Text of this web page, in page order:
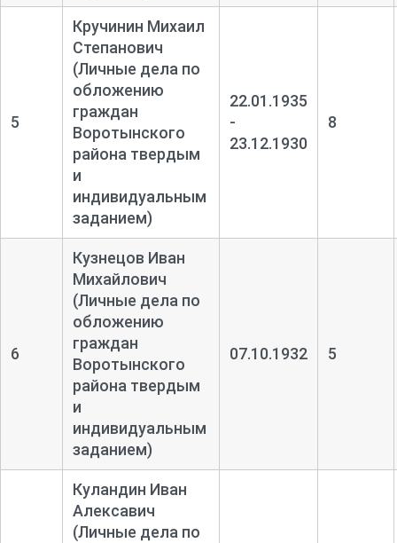
5
Кручинин Михаил
Степанович
(Личные дела по
обложению
граждан
Воротынского
района твердым
и
индивидуальным
заданием)
22.01.1935
-
23.12.1930
8
6
Кузнецов Иван
Михайлович
(Личные дела по
обложению
граждан
Воротынского
района твердым
и
индивидуальным
заданием)
07.10.1932 5
Куландин Иван
Алексавич
(Личные дела по